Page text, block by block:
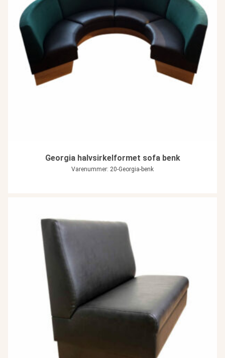
Georgia halvsirkelformet sofa benk
Varenummer: 20-Georgia-benk